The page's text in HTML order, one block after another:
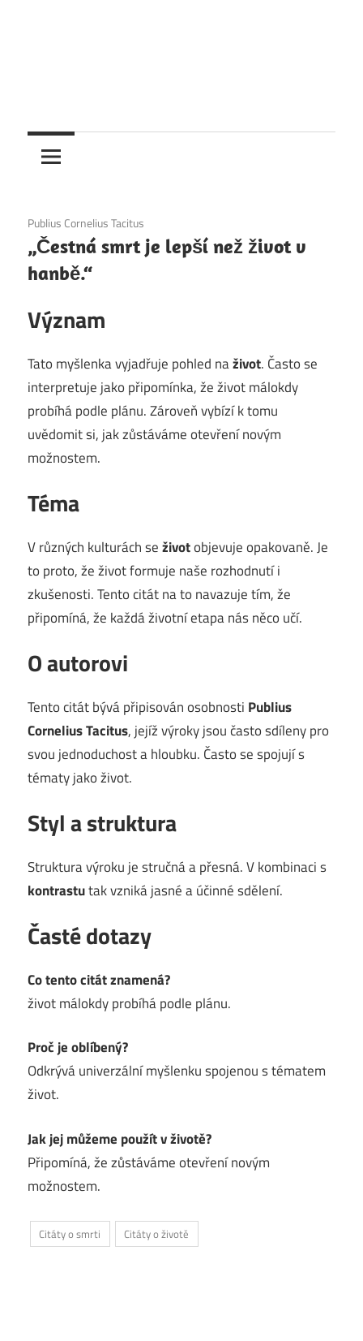
1. 12. 2020
Publius Cornelius Tacitus
„Čestná smrt je lepší než život v
hanbě.“
Význam
Tato myšlenka vyjadřuje pohled naživot. Často se
interpretuje jako připomínka, že život málokdy
probíhá podle plánu. Zároveň vybízí k tomu
uvědomit si, jak zůstáváme otevření novým
možnostem.
Téma
V různých kulturách seživotobjevuje opakovaně. Je
to proto, že život formuje naše rozhodnutí i
zkušenosti. Tento citát na to navazuje tím, že
připomíná, že každá životní etapa nás něco učí.
O autorovi
Tento citát bývá připisován osobnosti Publius
Cornelius Tacitus, jejíž výroky jsou často sdíleny pro
svou jednoduchost a hloubku. Často se spojují s
tématy jako život.
Styl a struktura
Struktura výroku je stručná a přesná. V kombinaci s
kontrastutak vzniká jasné a účinné sdělení.
Časté dotazy
Co tento citát znamená?
život málokdy probíhá podle plánu.
Proč je oblíbený?
Odkrývá univerzální myšlenku spojenou s tématem
život.
Jak jej můžeme použít v životě?
Připomíná, že zůstáváme otevření novým
možnostem.
Citáty o smrti Citáty o životě